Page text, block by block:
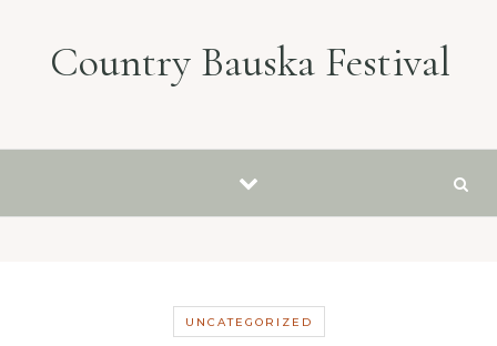
Country Bauska Festival
UNCATEGORIZED